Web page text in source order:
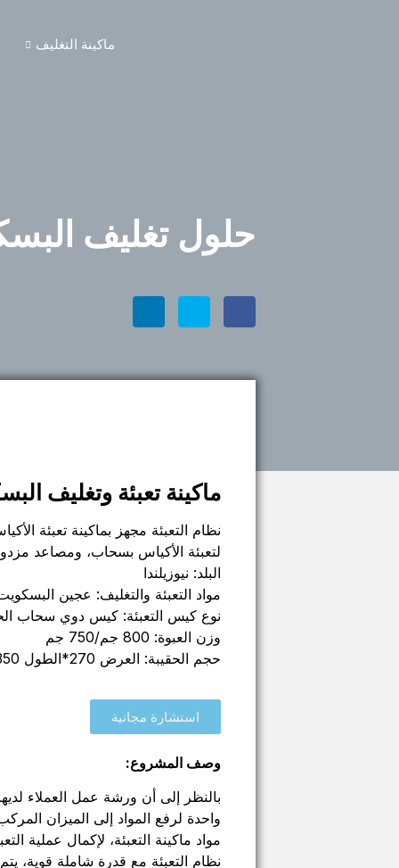
ماكينة التغليف
حلول تغليف
ماكينة تعبئة وتغليف
لتعبئة الأكياس بسحاب، ومصاعد
البلد: نيوزيلندا
مواد التعبئة والتغليف: عجين
نوع كيس التعبئة: كيس دوي سحاب
وزن العبوة: 800 جم/750 جم
حجم الحقيبة: العرض 270*الطول 350 مم
استشارة مجانية
وصف المشروع:
بالنظر إلى أن ورشة عمل العملاء
واحدة لرفع المواد إلى الميزان
مواد ماكينة التعبئة، لإكمال عملية
نظام التعبئة مع قدرة شاملة قوية،